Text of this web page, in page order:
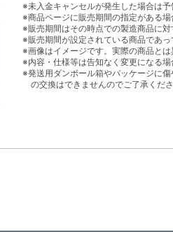
※未入金キャンセルが発生した場合は
※商品ページに販売期間の指定がある
※販売期間はその時点での製造商品に
※販売期間が設定されている商品であ
※画像はイメージです。実際の商品とは
※内容・仕様等は告知なく変更になる場
※発送用ダンボール箱やパッケージに
の交換はできませんのでご了承くだ